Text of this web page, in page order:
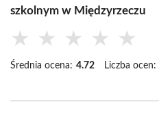
szkolnym w Międzyrzeczu
★ ★ ★ ★ ★
Średnia ocena: 4.72 Liczba ocen: